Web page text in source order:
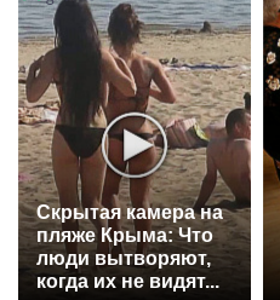
Скрытая камера на
пляже Крыма: Что
люди вытворяют,
когда их не видят...